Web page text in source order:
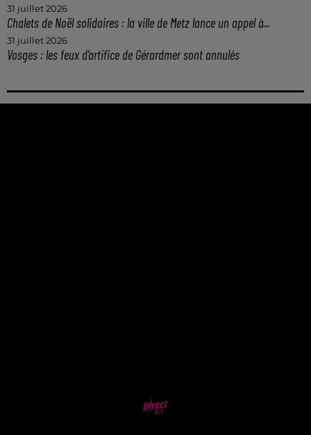
31 juillet 2026
Chalets de Noël solidaires : la ville de Metz lance un appel à...
31 juillet 2026
Vosges : les feux d’artifice de Gérardmer sont annulés